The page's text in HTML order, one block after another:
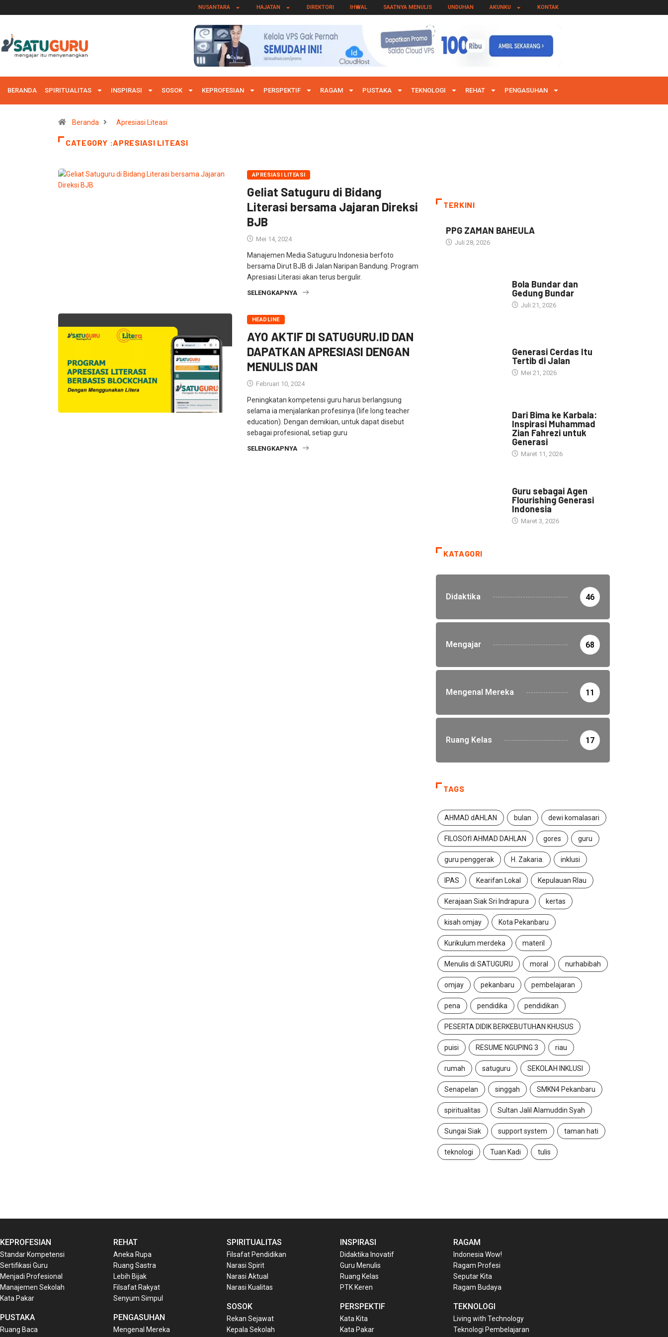
NUSANTARA HAJATAN DIREKTORI IHWAL SAATNYA MENULIS UNDUHAN AKUNKU KONTAK
BERANDA SPIRITUALITAS INSPIRASI SOSOK KEPROFESIAN PERSPEKTIF RAGAM PUSTAKA TEKNOLOGI REHAT PENGASUHAN
Beranda Apresiasi Liteasi
CATEGORY :APRESIASI LITEASI
APRESIASI LITEASI
Geliat Satuguru di Bidang
Literasi bersama Jajaran Direksi
BJB
Mei 14, 2024
Manajemen Media Satuguru Indonesia berfoto
bersama Dirut BJB di Jalan Naripan Bandung. Program
Apresiasi Literasi akan terus bergulir.
SELENGKAPNYA
HEADLINE
AYO AKTIF DI SATUGURU.ID DAN
DAPATKAN APRESIASI DENGAN
MENULIS DAN
Februari 10, 2024
Peningkatan kompetensi guru harus berlangsung
selama ia menjalankan profesinya (life long teacher
education). Dengan demikian, untuk dapat disebut
sebagai profesional, setiap guru
SELENGKAPNYA
TERKINI
PPG ZAMAN BAHEULA
Juli 28, 2026
Bola Bundar dan
Gedung Bundar
Juli 21, 2026
Generasi Cerdas Itu
Tertib di Jalan
Mei 21, 2026
Dari Bima ke Karbala:
Inspirasi Muhammad
Zian Fahrezi untuk
Generasi
Maret 11, 2026
Guru sebagai Agen
Flourishing Generasi
Indonesia
Maret 3, 2026
KATAGORI
Didaktika 46
Mengajar 68
Mengenal Mereka 11
Ruang Kelas 17
TAGS
AHMAD dAHLAN bulan dewi komalasari
FILOSOfI AHMAD DAHLAN gores guru
guru penggerak H. Zakaria. inklusi
IPAS Kearifan Lokal Kepulauan RIau
Kerajaan Siak Sri Indrapura kertas
kisah omjay Kota Pekanbaru
Kurikulum merdeka materil
Menulis di SATUGURU moral nurhabibah
omjay pekanbaru pembelajaran
pena pendidika pendidikan
PESERTA DIDIK BERKEBUTUHAN KHUSUS
puisi RESUME NGUPING 3 riau
rumah satuguru SEKOLAH INKLUSI
Senapelan singgah SMKN4 Pekanbaru
spiritualitas Sultan Jalil Alamuddin Syah
Sungai Siak support system taman hati
teknologi Tuan Kadi tulis
KEPROFESIAN
Standar Kompetensi
Sertifikasi Guru
Menjadi Profesional
Manajemen Sekolah
Kata Pakar
PUSTAKA
Ruang Baca
REHAT
Aneka Rupa
Ruang Sastra
Lebih Bijak
Filsafat Rakyat
Senyum Simpul
PENGASUHAN
Mengenal Mereka
SPIRITUALITAS
Filsafat Pendidikan
Narasi Spirit
Narasi Aktual
Narasi Kualitas
SOSOK
Rekan Sejawat
Kepala Sekolah
INSPIRASI
Didaktika Inovatif
Guru Menulis
Ruang Kelas
PTK Keren
PERSPEKTIF
Kata Kita
Kata Pakar
RAGAM
Indonesia Wow!
Ragam Profesi
Seputar Kita
Ragam Budaya
TEKNOLOGI
Living with Technology
Teknologi Pembelajaran